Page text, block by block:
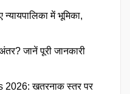
न्यायपालिका में भूमिका,
जानें पूरी जानकारी
खतरनाक स्तर पर